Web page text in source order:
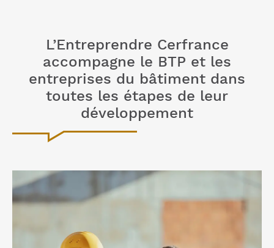
L’Entreprendre Cerfrance
accompagne le BTP et les
entreprises du bâtiment dans
toutes les étapes de leur
développement